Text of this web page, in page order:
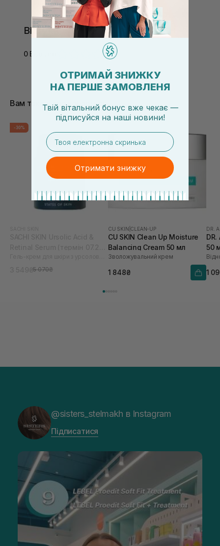
Відгуки
0 Відгуків
Вам також сподобається
-30%
3 549₴5 070₴
CU SKIN CLEAN-UP
CU SKIN Clean Up Moisture
Balancing Cream 50 мл
Зволожувальний крем
1 848₴
DR.
50
1
@sisters_stelmakh в Instagram
Підписатися
ОТРИМАЙ ЗНИЖКУ
НА ПЕРШЕ ЗАМОВЛЕНЯ
Твій вітальний бонус вже чекає —
підписуйся на наші новини!
email
Отримати знижку